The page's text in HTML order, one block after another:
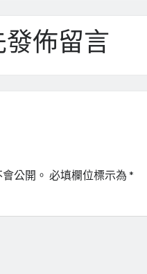
佈留言
公開。 必填欄位標示為*